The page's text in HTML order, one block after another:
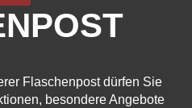
Flaschenpost dürfen Sie
besondere Angebote